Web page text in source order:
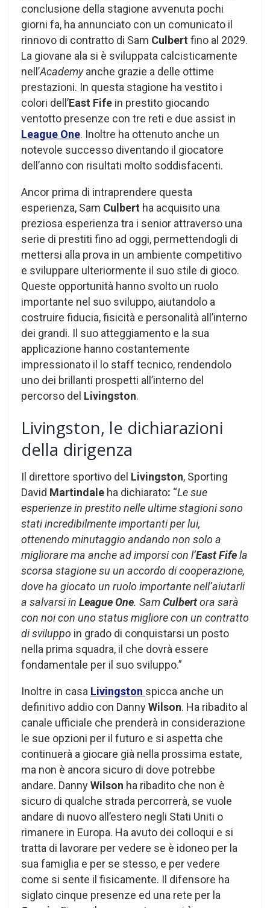
conclusione della stagione avvenuta pochi
giorni fa, ha annunciato con un comunicato il
rinnovo di contratto di Sam Culbert fino al 2029.
La giovane ala si è sviluppata calcisticamente
nell’Academyanche grazie a delle ottime
prestazioni. In questa stagione ha vestito i
colori dell’East Fife in prestito giocando
ventotto presenze con tre reti e due assist in
League One. Inoltre ha ottenuto anche un
notevole successo diventando il giocatore
dell’anno con risultati molto soddisfacenti.
Ancor prima di intraprendere questa
esperienza, Sam Culbert ha acquisito una
preziosa esperienza tra i senior attraverso una
serie di prestiti fino ad oggi, permettendogli di
mettersi alla prova in un ambiente competitivo
e sviluppare ulteriormente il suo stile di gioco.
Queste opportunità hanno svolto un ruolo
importante nel suo sviluppo, aiutandolo a
costruire fiducia, fisicità e personalità all’interno
dei grandi. Il suo atteggiamento e la sua
applicazione hanno costantemente
impressionato il lo staff tecnico, rendendolo
uno dei brillanti prospetti all’interno del
percorso del Livingston.
Livingston, le dichiarazioni
della dirigenza
Il direttore sportivo del Livingston, Sporting
David Martindale ha dichiarato: “Le sue
esperienze in prestito nelle ultime stagioni sono
stati incredibilmente importanti per lui,
ottenendo minutaggio andando non solo a
migliorare ma anche ad imporsi con l’East Fifela
scorsa stagione su un accordo di cooperazione,
dove ha giocato un ruolo importante nell’aiutarli
a salvarsi in League One. SamCulbertora sarà
con noi con uno status migliore con un contratto
di sviluppo in grado di conquistarsi un posto
nella prima squadra, il che dovrà essere
fondamentale per il suo sviluppo.”
Inoltre in casa Livingston spicca anche un
definitivo addio con DannyWilson. Ha ribadito al
canale ufficiale che prenderà in considerazione
le sue opzioni per il futuro e si aspetta che
continuerà a giocare già nella prossima estate,
ma non è ancora sicuro di dove potrebbe
andare. DannyWilson ha ribadito che non è
sicuro di qualche strada percorrerà, se vuole
andare di nuovo all’estero negli Stati Uniti o
rimanere in Europa. Ha avuto dei colloqui e si
tratta di lavorare per vedere se è idoneo per la
sua famiglia e per se stesso, e per vedere
come si sente il fisicamente. Il difensore ha
siglato cinque presenze ed una rete per la